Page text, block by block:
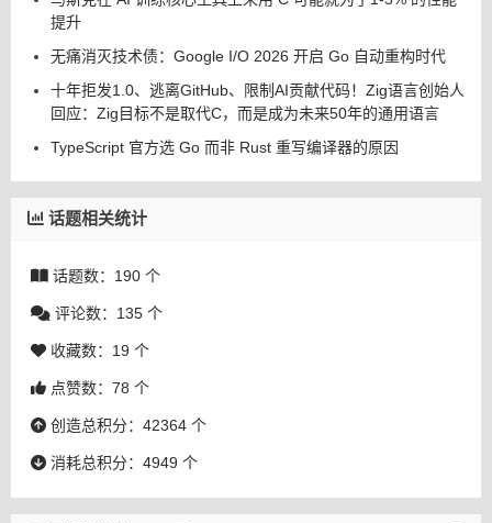
提升
无痛消灭技术债：Google I/O 2026 开启 Go 自动重构时代
十年拒发1.0、逃离GitHub、限制AI贡献代码！Zig语言创始人
回应：Zig目标不是取代C，而是成为未来50年的通用语言
TypeScript 官方选 Go 而非 Rust 重写编译器的原因
话题相关统计
话题数：190 个
评论数：135 个
收藏数：19 个
点赞数：78 个
创造总积分：42364 个
消耗总积分：4949 个